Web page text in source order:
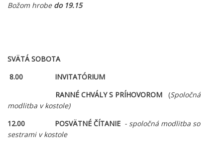
Božom hrobe do 19.15
SVÄTÁ SOBOTA
8.00 INVITATÓRIUM
RANNÉ CHVÁLY S PRÍHOVOROM (Spoločná
modlitba v kostole)
12.00 POSVÄTNÉ ČÍTANIE - spoločná modlitba so
sestrami v kostole